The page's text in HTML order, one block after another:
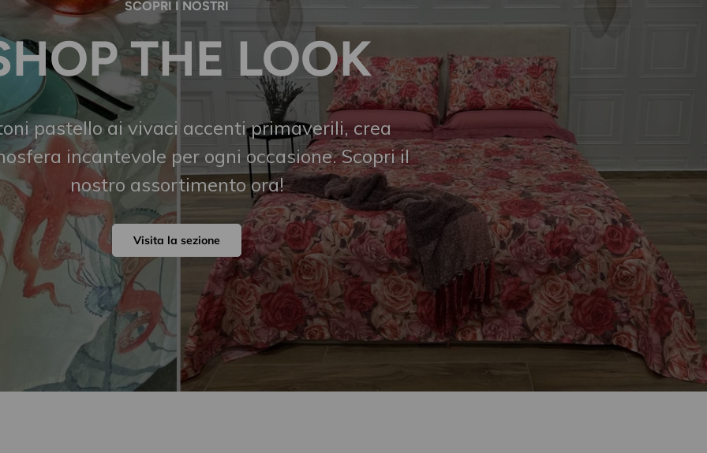
SCOPRI I NOSTRI
THE LOOK
pastello ai vivaci accenti primaverili, crea
incantevole per ogni occasione. Scopri il
nostro assortimento ora!
Visita la sezione